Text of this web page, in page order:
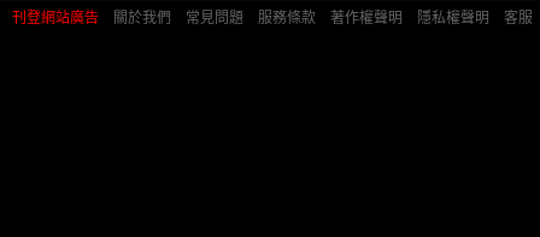
刊登網站廣告 關於我們 常見問題 服務條款 著作權聲明 隱私權聲明 客服